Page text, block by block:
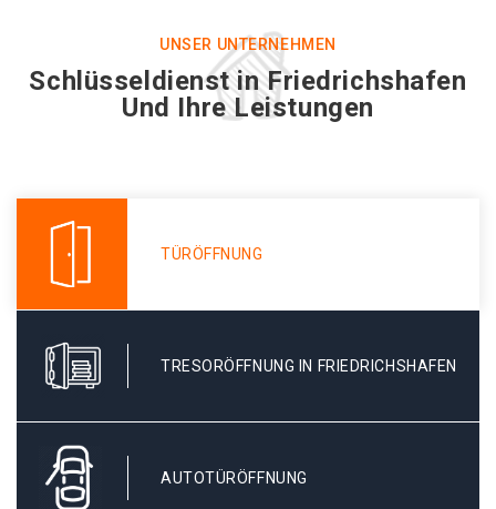
UNSER UNTERNEHMEN
Schlüsseldienst in Friedrichshafen
Und Ihre Leistungen
TÜRÖFFNUNG
TRESORÖFFNUNG IN FRIEDRICHSHAFEN
AUTOTÜRÖFFNUNG